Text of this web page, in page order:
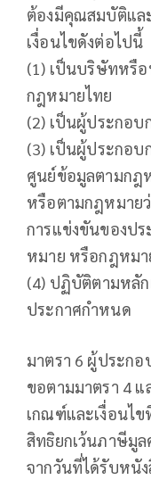
ต้องมีคุณสมบัติแล
เงื่อนไขดังต่อไปนี้
(1) เป็นบริษัทหรื
กฎหมายไทย
(2) เป็นผู้ประกอบ
(3) เป็นผู้ประกอบ
ศูนย์ข้อมูลตามกฎ
หรือตามกฎหมาย
การแข่งขันของป
หมาย หรือกฎหม
(4) ปฏิบัติตามหลัก
ประกาศกำหนด
มาตรา 6 ผู้ประก
ขอตามมาตรา 4
เกณฑ์และเงื่อนไ
สิทธิยกเว้นภาษีมู
จากวันที่ได้รับหนั